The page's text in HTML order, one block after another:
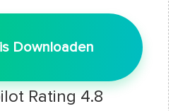
Downloaden
Rating 4.8